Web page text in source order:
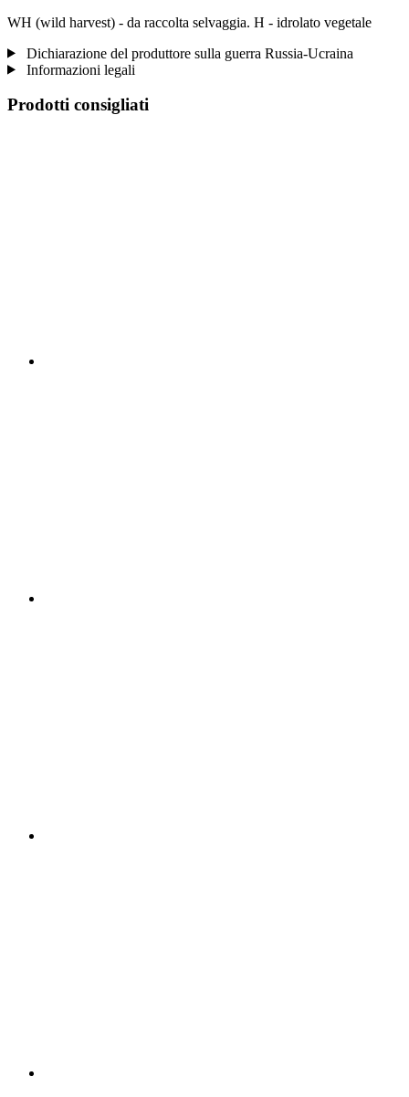
WH (wild harvest) - da raccolta selvaggia. H - idrolato vegetale
Dichiarazione del produttore sulla guerra Russia-Ucraina
Informazioni legali
Prodotti consigliati